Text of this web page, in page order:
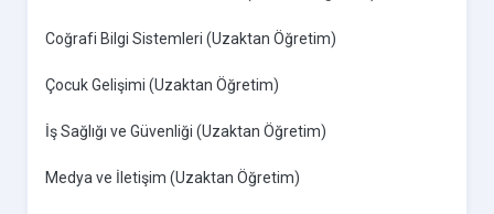
Coğrafi Bilgi Sistemleri (Uzaktan Öğretim)
Çocuk Gelişimi (Uzaktan Öğretim)
İş Sağlığı ve Güvenliği (Uzaktan Öğretim)
Medya ve İletişim (Uzaktan Öğretim)